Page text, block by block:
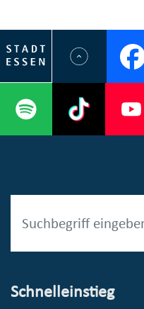
Schnelleinstieg